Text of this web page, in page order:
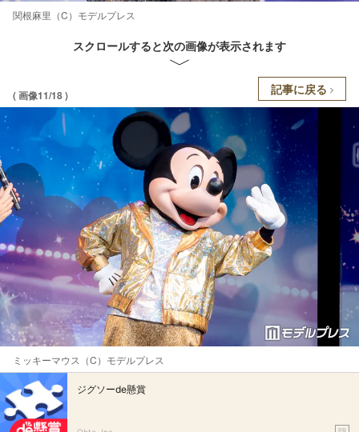
関根麻里（C）モデルプレス
スクロールすると次の画像が表示されます
( 画像11/18 ) 記事に戻る
ミッキーマウス（C）モデルプレス
ジグソーde懸賞
PR